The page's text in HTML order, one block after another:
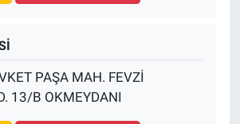
PAŞA MAH. FEVZİ
13/B OKMEYDANI